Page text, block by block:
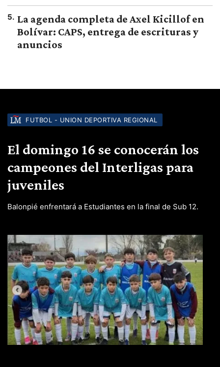
5. La agenda completa de Axel Kicillof en
Bolívar: CAPS, entrega de escrituras y
anuncios
FUTBOL - UNION DEPORTIVA REGIONAL
El domingo 16 se conocerán los
campeones del Interligas para
juveniles
Balonpié enfrentará a Estudiantes en la final de Sub 12.